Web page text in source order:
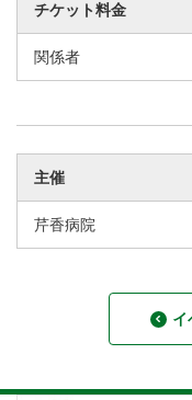
チケット料金
関係者
主催
芹香病院
イ